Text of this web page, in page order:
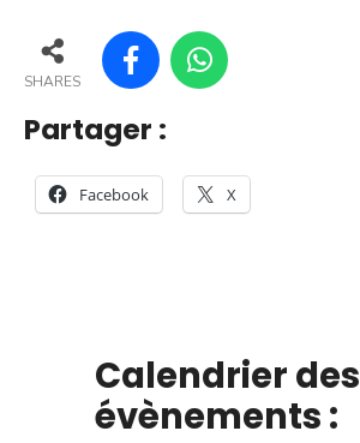
SHARES
Partager :
Facebook X
Calendrier des
évènements :